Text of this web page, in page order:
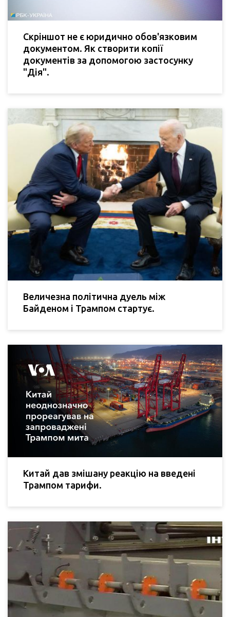
Скріншот не є юридично обов'язковим
документом. Як створити копії
документів за допомогою застосунку
"Дія".
Величезна політична дуель між
Байденом і Трампом стартує.
Китай дав змішану реакцію на введені
Трампом тарифи.